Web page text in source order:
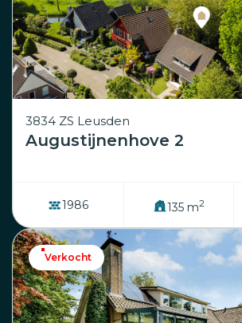
3834 ZS Leusden
Augustijnenhove 2
1986 135 m2
Verkocht